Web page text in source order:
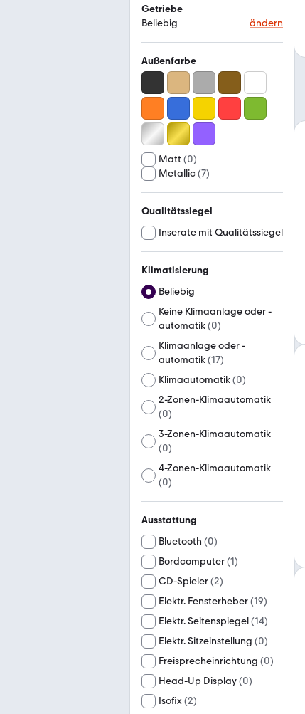
Getriebe
Beliebig
ändern
Außenfarbe
Matt (0)
Metallic(7)
Qualitätssiegel
Inserate mit Qualitätssiegel
Klimatisierung
Beliebig
Keine Klimaanlage oder -
automatik(0)
Klimaanlage oder -
automatik(17)
Klimaautomatik(0)
2-Zonen-Klimaautomatik
(0)
3-Zonen-Klimaautomatik
(0)
4-Zonen-Klimaautomatik
(0)
Ausstattung
Bluetooth (0)
Bordcomputer(1)
CD-Spieler(2)
Elektr. Fensterheber(19)
Elektr. Seitenspiegel(14)
Elektr. Sitzeinstellung (0)
Freisprecheinrichtung (0)
Head-Up Display(0)
Isofix(2)